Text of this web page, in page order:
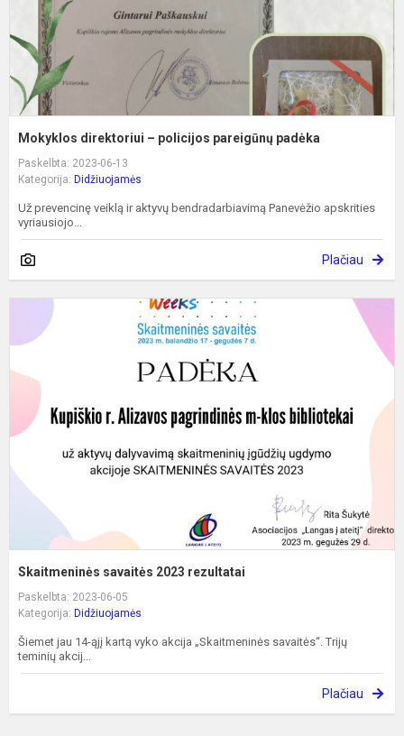
Mokyklos direktoriui – policijos pareigūnų padėka
Paskelbta: 2023-06-13
Kategorija: Didžiuojamės
Už prevencinę veiklą ir aktyvų bendradarbiavimą Panevėžio apskrities
vyriausiojo...
Plačiau
Skaitmeninės savaitės 2023 rezultatai
Paskelbta: 2023-06-05
Kategorija: Didžiuojamės
Šiemet jau 14-ąjį kartą vyko akcija „Skaitmeninės savaitės“. Trijų
teminių akcij...
Plačiau